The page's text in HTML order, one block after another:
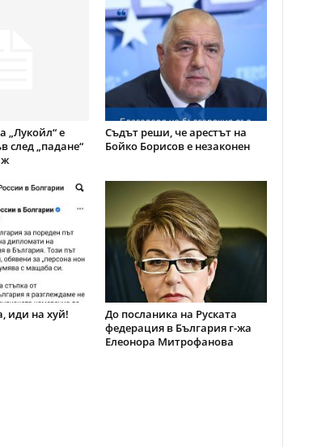
„Лукойл“ е
след „падане“
Съдът реши, че арестът на
Бойко Борисов е незаконен
иди на хуй!
До посланика на Руската
федерация в България г-жа
Елеонора Митрофанова